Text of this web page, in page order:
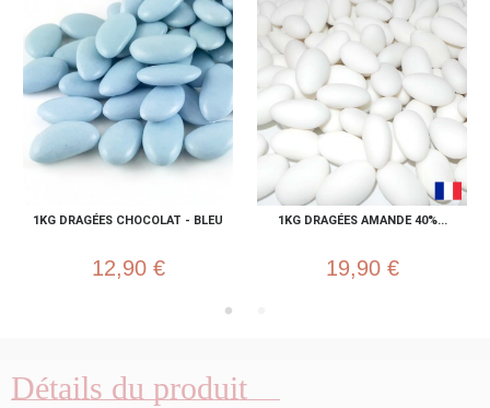
1KG DRAGÉES CHOCOLAT - BLEU
12,90 €
1KG DRAGÉES AMANDE 40%...
19,90 €
Détails du produit